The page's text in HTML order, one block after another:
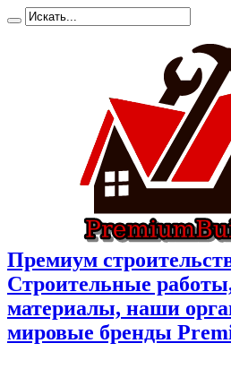
Премиум
Cтроительные
материалы, наши
мировые бренды